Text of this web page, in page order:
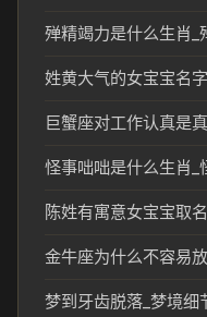
殚精竭力是什么生肖
姓黄大气的女宝宝名
巨蟹座对工作认真是
怪事咄咄是什么生肖
陈姓有寓意女宝宝取
金牛座为什么不容易
梦到牙齿脱落_梦境细